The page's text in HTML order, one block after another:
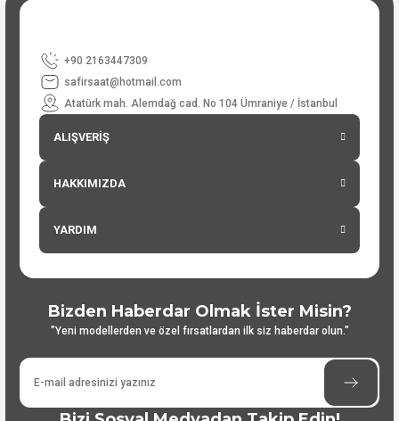
+90 2163447309
safirsaat@hotmail.com
Atatürk mah. Alemdağ cad. No 104 Ümraniye / İstanbul
ALIŞVERİŞ
HAKKIMIZDA
YARDIM
Bizden Haberdar Olmak İster Misin?
"Yeni modellerden ve özel fırsatlardan ilk siz haberdar olun."